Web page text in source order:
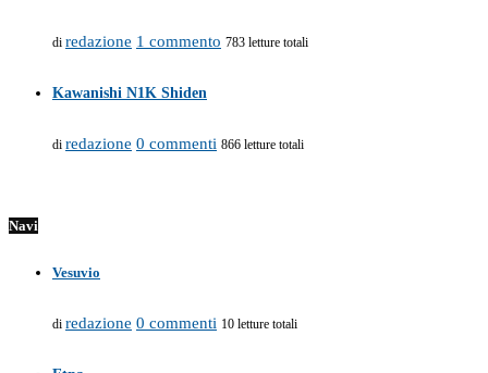
di redazione 1 commento 783 letture totali
Kawanishi N1K Shiden
di redazione 0 commenti 866 letture totali
Navi
Vesuvio
di redazione 0 commenti 10 letture totali